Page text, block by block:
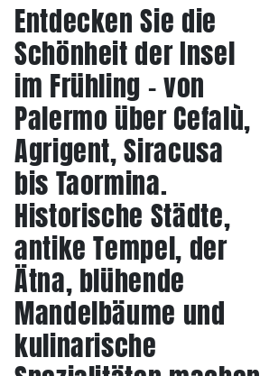
Entdecken Sie die
Schönheit der Insel
im Frühling – von
Palermo über Cefalù,
Agrigent, Siracusa
bis Taormina.
Historische Städte,
antike Tempel, der
Ätna, blühende
Mandelbäume und
kulinarische